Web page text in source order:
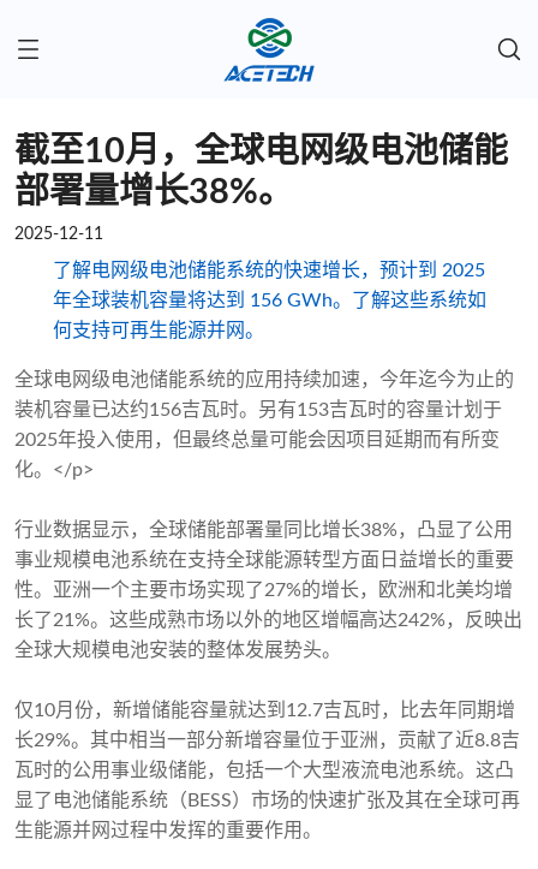
截至10月，全球电网级电池储能
部署量增长38%。
2025-12-11
了解电网级电池储能系统的快速增长，预计到 2025
年全球装机容量将达到 156 GWh。了解这些系统如
何支持可再生能源并网。
全球电网级电池储能系统的应用持续加速，今年迄今为止的
装机容量已达约156吉瓦时。另有153吉瓦时的容量计划于
2025年投入使用，但最终总量可能会因项目延期而有所变
化。</p>
行业数据显示，全球储能部署量同比增长38%，凸显了公用
事业规模电池系统在支持全球能源转型方面日益增长的重要
性。亚洲一个主要市场实现了27%的增长，欧洲和北美均增
长了21%。这些成熟市场以外的地区增幅高达242%，反映出
全球大规模电池安装的整体发展势头。
仅10月份，新增储能容量就达到12.7吉瓦时，比去年同期增
长29%。其中相当一部分新增容量位于亚洲，贡献了近8.8吉
瓦时的公用事业级储能，包括一个大型液流电池系统。这凸
显了电池储能系统（BESS）市场的快速扩张及其在全球可再
生能源并网过程中发挥的重要作用。